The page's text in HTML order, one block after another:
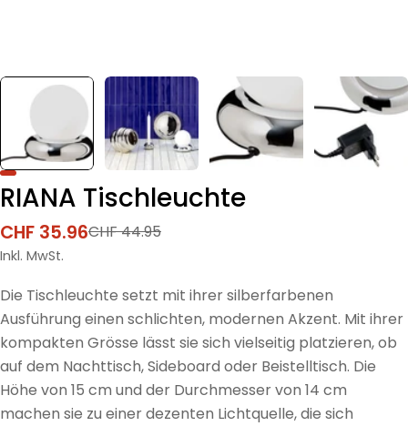
RIANA Tischleuchte
Verkaufspreis
CHF 35.96
Regulärer
Preis
CHF 44.95
Inkl. MwSt.
Die Tischleuchte setzt mit ihrer silberfarbenen
Ausführung einen schlichten, modernen Akzent. Mit ihrer
kompakten Grösse lässt sie sich vielseitig platzieren, ob
auf dem Nachttisch, Sideboard oder Beistelltisch. Die
Höhe von 15 cm und der Durchmesser von 14 cm
machen sie zu einer dezenten Lichtquelle, die sich